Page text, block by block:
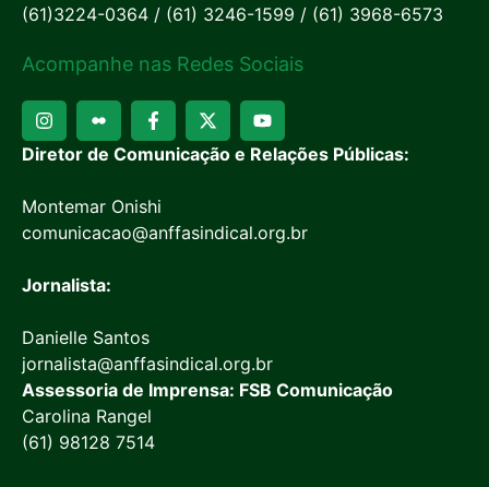
(61)3224-0364 / (61) 3246-1599 / (61) 3968-6573
Acompanhe nas Redes Sociais
Diretor de Comunicação e Relações Públicas:
Montemar Onishi
comunicacao@anffasindical.org.br
Jornalista:
Danielle Santos
jornalista@anffasindical.org.br
Assessoria de Imprensa: FSB Comunicação
Carolina Rangel
(61) 98128 7514